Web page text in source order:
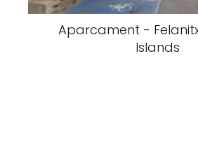
Aparcament -
Islands